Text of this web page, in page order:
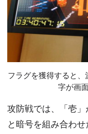
フラグを獲得すると
字が画
攻防戦では、「壱
と暗号を組み合わせ